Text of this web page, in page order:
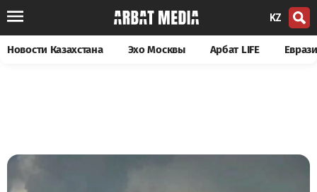
KZ
Новости Казахстана Эхо Москвы Арбат LIFE